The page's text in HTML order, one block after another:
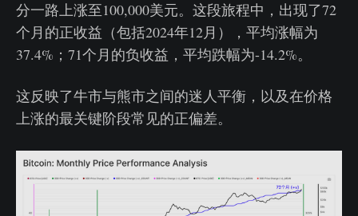
分一路上涨至100,000美元。这段旅程中，出现了72
个月的正收益（包括2024年12月），平均涨幅为
37.4%；71个月的负收益，平均跌幅为-14.2%。
这反映了牛市与熊市之间的迷人平衡，以及在价格
上涨的最关键阶段常见的正偏差。